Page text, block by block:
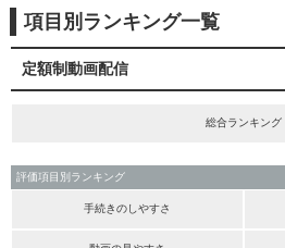
項目別ランキング一覧
定額制動画配信
総合ランキング
評価項目別ランキング
手続きのしやすさ